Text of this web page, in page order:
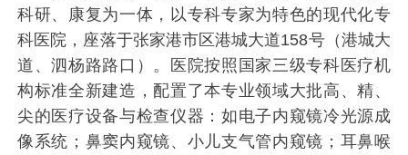
科研、康复为一体，以专科专家为特色的现代化专
科医院，座落于张家港市区港城大道158号（港城大
道、泗杨路路口）。医院按照国家三级专科医疗机
构标准全新建造，配置了本专业领域大批高、精、
尖的医疗设备与检查仪器：如电子内窥镜冷光源成
像系统；鼻窦内窥镜、小儿支气管内窥镜；耳鼻喉